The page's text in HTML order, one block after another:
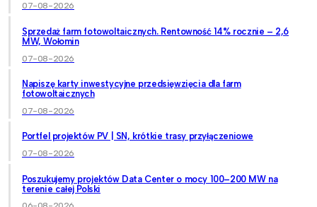
07-08-2026
Sprzedaż farm fotowoltaicznych. Rentowność 14% rocznie – 2,6
MW, Wołomin
07-08-2026
Napiszę karty inwestycyjne przedsięwzięcia dla farm
fotowoltaicznych
07-08-2026
Portfel projektów PV | SN, krótkie trasy przyłączeniowe
07-08-2026
Poszukujemy projektów Data Center o mocy 100–200 MW na
terenie całej Polski